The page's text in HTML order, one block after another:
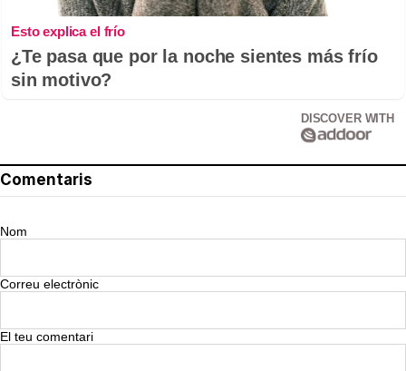
Esto explica el frío
¿Te pasa que por la noche sientes más frío
sin motivo?
DISCOVER WITH
Comentaris
Nom
Correu electrònic
El teu comentari